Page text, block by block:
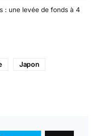
: une levée de fonds à 4
Japon